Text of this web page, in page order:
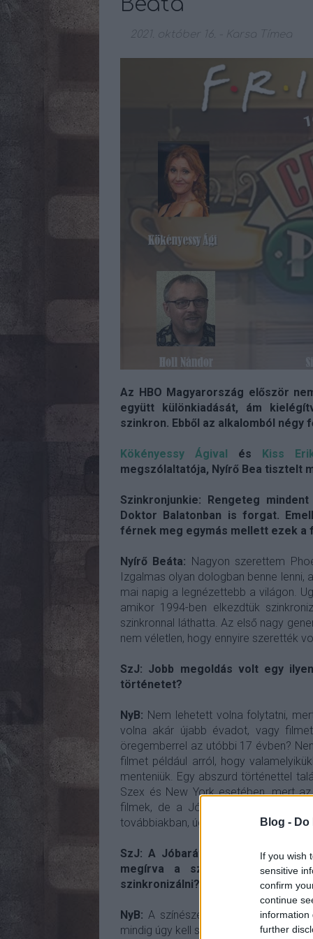
Blog -
If you wish
sensitive
confirm
continue
information
further
2021. október 16. Karsa Tímea
Az HBO Magyarország először
együtt különkiadását, ám
szinkron. Ebből az alkalomból
Kökényessy Ágival és Kiss
megszólaltatója, Nyírő Bea tisztelt
Szinkronjunkie: Rengeteg
Doktor Balatonban is forgat.
férnek meg egymás mellett ezek a
Nyírő Beáta: Nagyon szerettem
Izgalmas olyan dologban benne
mai napig a legnézettebb a világon.
amikor 1994-ben elkezdtük
szinkronnal láthatta. Az első nagy
nem véletlen, hogy ennyire szerették
SzJ: Jobb megoldás volt egy
történetet?
NyB: Nem lehetett volna folytatni,
volna akár újabb évadot, vagy
öregemberrel az utóbbi 17 évben?
filmet például arról, hogy
menteniük. Egy abszurd történettel
Szex és New York esetében, mert
filmek, de a Jóbarátokban
továbbiakban, úgyhogy minden szál el
SzJ: A Jóbarátok: Újra együtt
megírva a szereplőknek.
szinkronizálni?
NyB: A színészetben nincs
mindig úgy kell szinkronizálni, hogy az